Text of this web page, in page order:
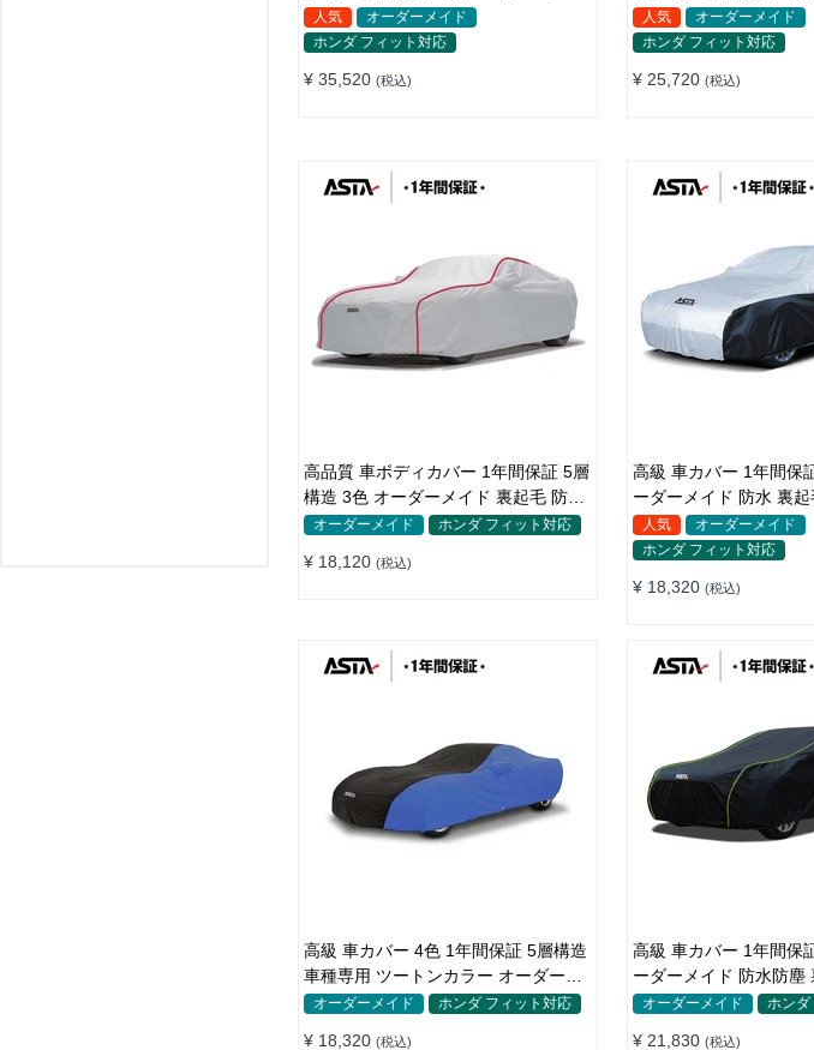
ー製 オーダーメイド 高級感 裏起毛車
カバー 強風対策
人気
オーダーメイド
ホンダ フィット対応
¥ 35,520 (税込)
ーメイド 最高級生地 柔かい 裏起毛車
カバー
人気
オーダーメイド
ホンダ フィット対応
¥ 25,720 (税込)
高品質 車ボディカバー 1年間保証 5層
構造 3色 オーダーメイド 裏起毛 防風
防水 四季
オーダーメイド ホンダ フィット対応
¥ 18,120 (税込)
高級 車カバー 1年間保
ーダーメイド 防水 裏起
砂対策 車種専用
人気
オーダーメイド
ホンダ フィット対応
¥ 18,320 (税込)
高級 車カバー 4色 1年間保証 5層構造
車種専用 ツートンカラー オーダーメ
イド 防水 耐久性
オーダーメイド ホンダ フィット対応
¥ 18,320 (税込)
高級 車カバー 1年間保
ーダーメイド 防水防塵
用オーダーメイド ホンダ
¥ 21,830 (税込)